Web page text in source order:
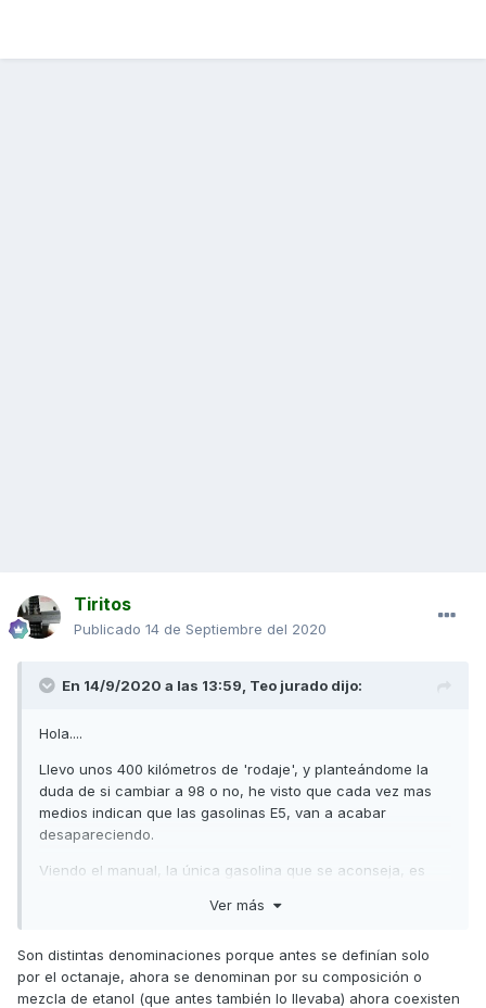
Tiritos
Publicado 14 de Septiembre del 2020
En 14/9/2020 a las 13:59, Teo jurado dijo:
Hola....
Llevo unos 400 kilómetros de 'rodaje', y planteándome la
duda de si cambiar a 98 o no, he visto que cada vez mas
medios indican que las gasolinas E5, van a acabar
desapareciendo.
Viendo el manual, la única gasolina que se aconseja, es
¿Quiere decir esto, que cuando desaparezca ese tipo de
gasolina, tendremos que arriesgarnos a echar una E10 y
tener posibles problemas de motor?.
Ver más
Son distintas denominaciones porque antes se definían solo
por el octanaje, ahora se denominan por su composición o
mezcla de etanol (que antes también lo llevaba) ahora coexisten